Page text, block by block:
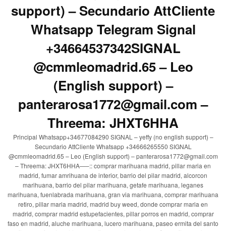
support) – Secundario AttCliente
Whatsapp Telegram Signal
+34664537342SIGNAL
@cmmleomadrid.65 – Leo
(English support) –
panterarosa1772@gmail.com –
Threema: JHXT6HHA
Principal Whatsapp+34677084290 SIGNAL – yeffy (no english support) –
Secundario AttCliente Whatsapp +34666265550 SIGNAL
@cmmleomadrid.65 – Leo (English support) – panterarosa1772@gmail.com
– Threema: JHXT6HHA—–:: comprar marihuana madrid, pillar maria en
madrid, fumar amrihuana de interior, barrio del pilar madrid, alcorcon
marihuana, barrio del pilar marihuana, getafe marihuana, leganes
marihuana, fuenlabrada marihuana, gran via marihuana, comprar marihuana
retiro, pillar maria madrid, madrid buy weed, donde comprar maria en
madrid, comprar madrid estupefacientes, pillar porros en madrid, comprar
faso en madrid, aluche marihuana, lucero marihuana, paseo ermita del santo